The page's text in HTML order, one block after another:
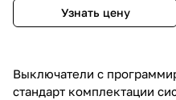
Узнать цену
Выключатели с
стандарт комплектации